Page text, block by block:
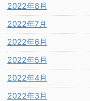
2022年8月
2022年7月
2022年6月
2022年5月
2022年4月
2022年3月